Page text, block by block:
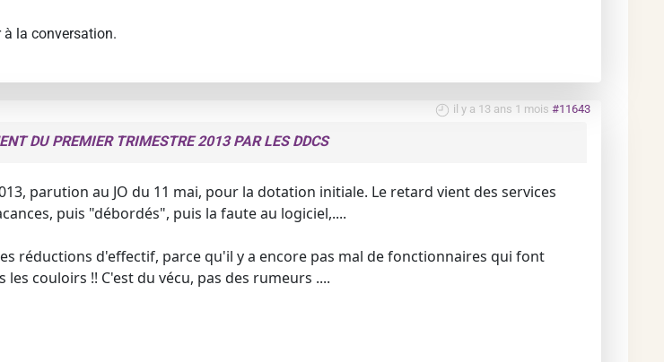
la conversation.
il y a 13 ans 1 mois #11643
DU PREMIER TRIMESTRE 2013 PAR LES DDCS
parution au JO du 11 mai, pour la dotation initiale. Le retard vient des services
puis "débordés", puis la faute au logiciel,....
réductions d'effectif, parce qu'il y a encore pas mal de fonctionnaires qui font
couloirs !! C'est du vécu, pas des rumeurs ....